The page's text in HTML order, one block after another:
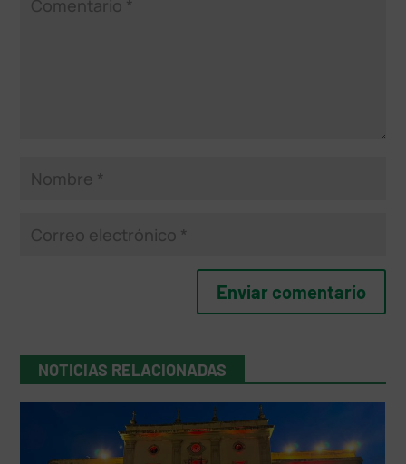
NOTICIAS RELACIONADAS